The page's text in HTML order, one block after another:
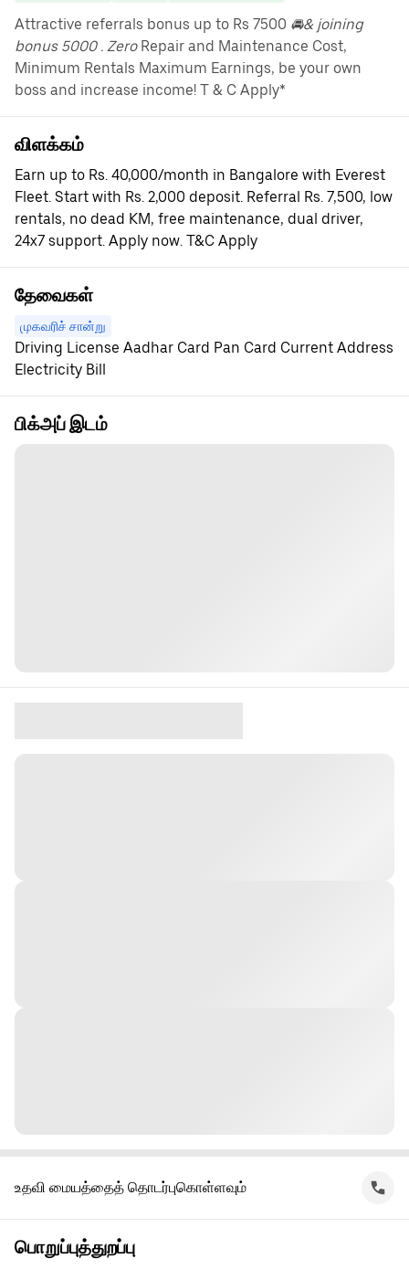
Attractive referrals bonus up to Rs 7500 🚘& joining
bonus 5000 . ZeroRepair and Maintenance Cost,
Minimum Rentals Maximum Earnings, be your own
boss and increase income! T & C Apply*
விளக்கம்
Earn up to Rs. 40,000/month in Bangalore with Everest
Fleet. Start with Rs. 2,000 deposit. Referral Rs. 7,500, low
rentals, no dead KM, free maintenance, dual driver,
24x7 support. Apply now. T&C Apply
தேவைகள்
முகவரிச் சான்று
Driving License Aadhar Card Pan Card Current Address
Electricity Bill
பிக்அப் இடம்
உதவி மையத்தைத் தொடர்புகொள்ளவும்
பொறுப்புத்துறப்பு